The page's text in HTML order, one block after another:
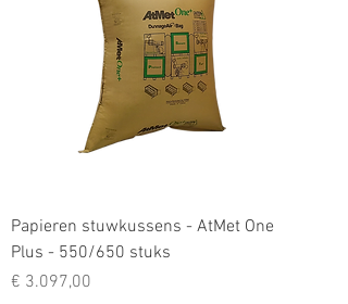
Papieren stuwkussens - AtMet One
Plus - 550/650 stuks
Prijs
€ 3.097,00